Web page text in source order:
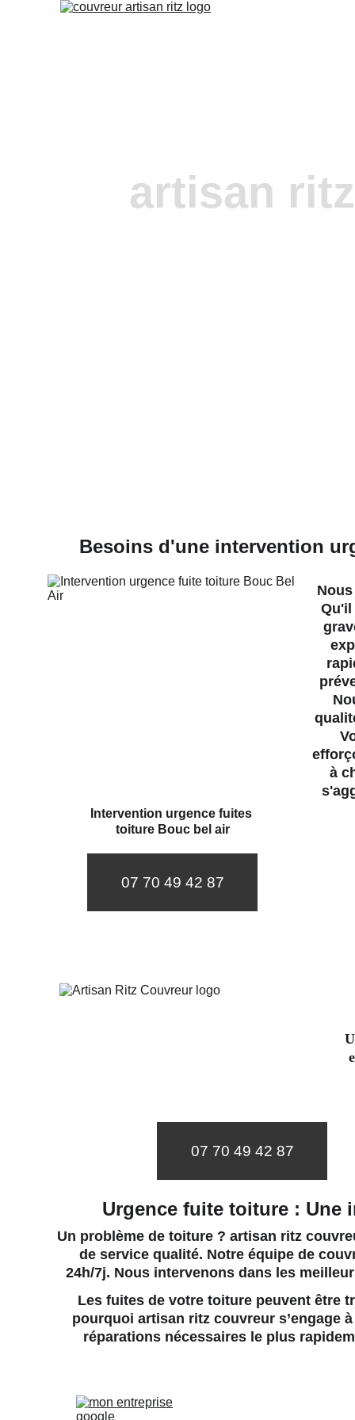
artisan
Besoins d'une intervention
07 70 49 42 87
Qu'il
à
Intervention urgence fuites
toiture Bouc bel air
07 70 49 42 87
Urgence fuite toiture : Une
Un problème de toiture ? artisan ritz
de service qualité. Notre équipe de
24h/7j. Nous intervenons dans les
Les fuites de votre toiture peuvent être
pourquoi artisan ritz couvreur s’engage
réparations nécessaires le plus